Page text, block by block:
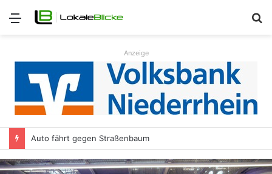
Menü
Anzeige
Auto fährt gegen Straßenbaum